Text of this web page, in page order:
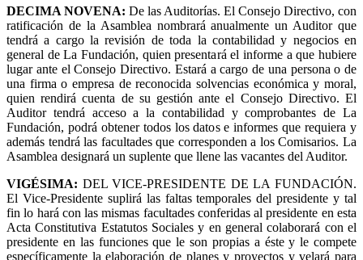
DECIMA NOVENA: De las Auditorías. El Consejo Directivo, con
ratificación de la Asamblea nombrará anualmente un Auditor que
tendrá a cargo la revisión de toda la contabilidad y negocios en
general de La Fundación, quien presentará el informe a que hubiere
lugar ante el Consejo Directivo. Estará a cargo de una persona o de
una firma o empresa de reconocida solvencias económica y moral,
quien rendirá cuenta de su gestión ante el Consejo Directivo. El
Auditor tendrá acceso a la contabilidad y comprobantes de La
Fundación, podrá obtener todos los datos e informes que requiera y
además tendrá las facultades que corresponden a los Comisarios. La
Asamblea designará un suplente que llene las vacantes del Auditor.
VIGÉSIMA: DEL VICE-PRESIDENTE DE LA FUNDACIÓN.
El Vice-Presidente suplirá las faltas temporales del presidente y tal
fin lo hará con las mismas facultades conferidas al presidente en esta
Acta Constitutiva Estatutos Sociales y en general colaborará con el
presidente en las funciones que le son propias a éste y le compete
específicamente la elaboración de planes y proyectos y velará para